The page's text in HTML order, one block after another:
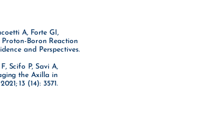
A, Forte GI,
Boron Reaction
and Perspectives.
Scifo P, Savi A,
the Axilla in
13 (14): 3571.